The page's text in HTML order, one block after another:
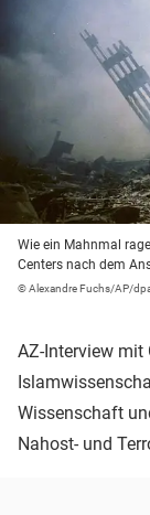
Wie ein Mahnmal
Centers nach dem
© Alexandre Fuchs/AP/
AZ-Interview mit
Wissenschaft
Nahost- und